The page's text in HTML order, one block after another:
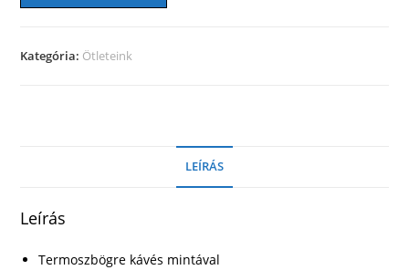
mennyiség
Kategória: Ötleteink
LEÍRÁS
Leírás
Termoszbögre kávés mintával